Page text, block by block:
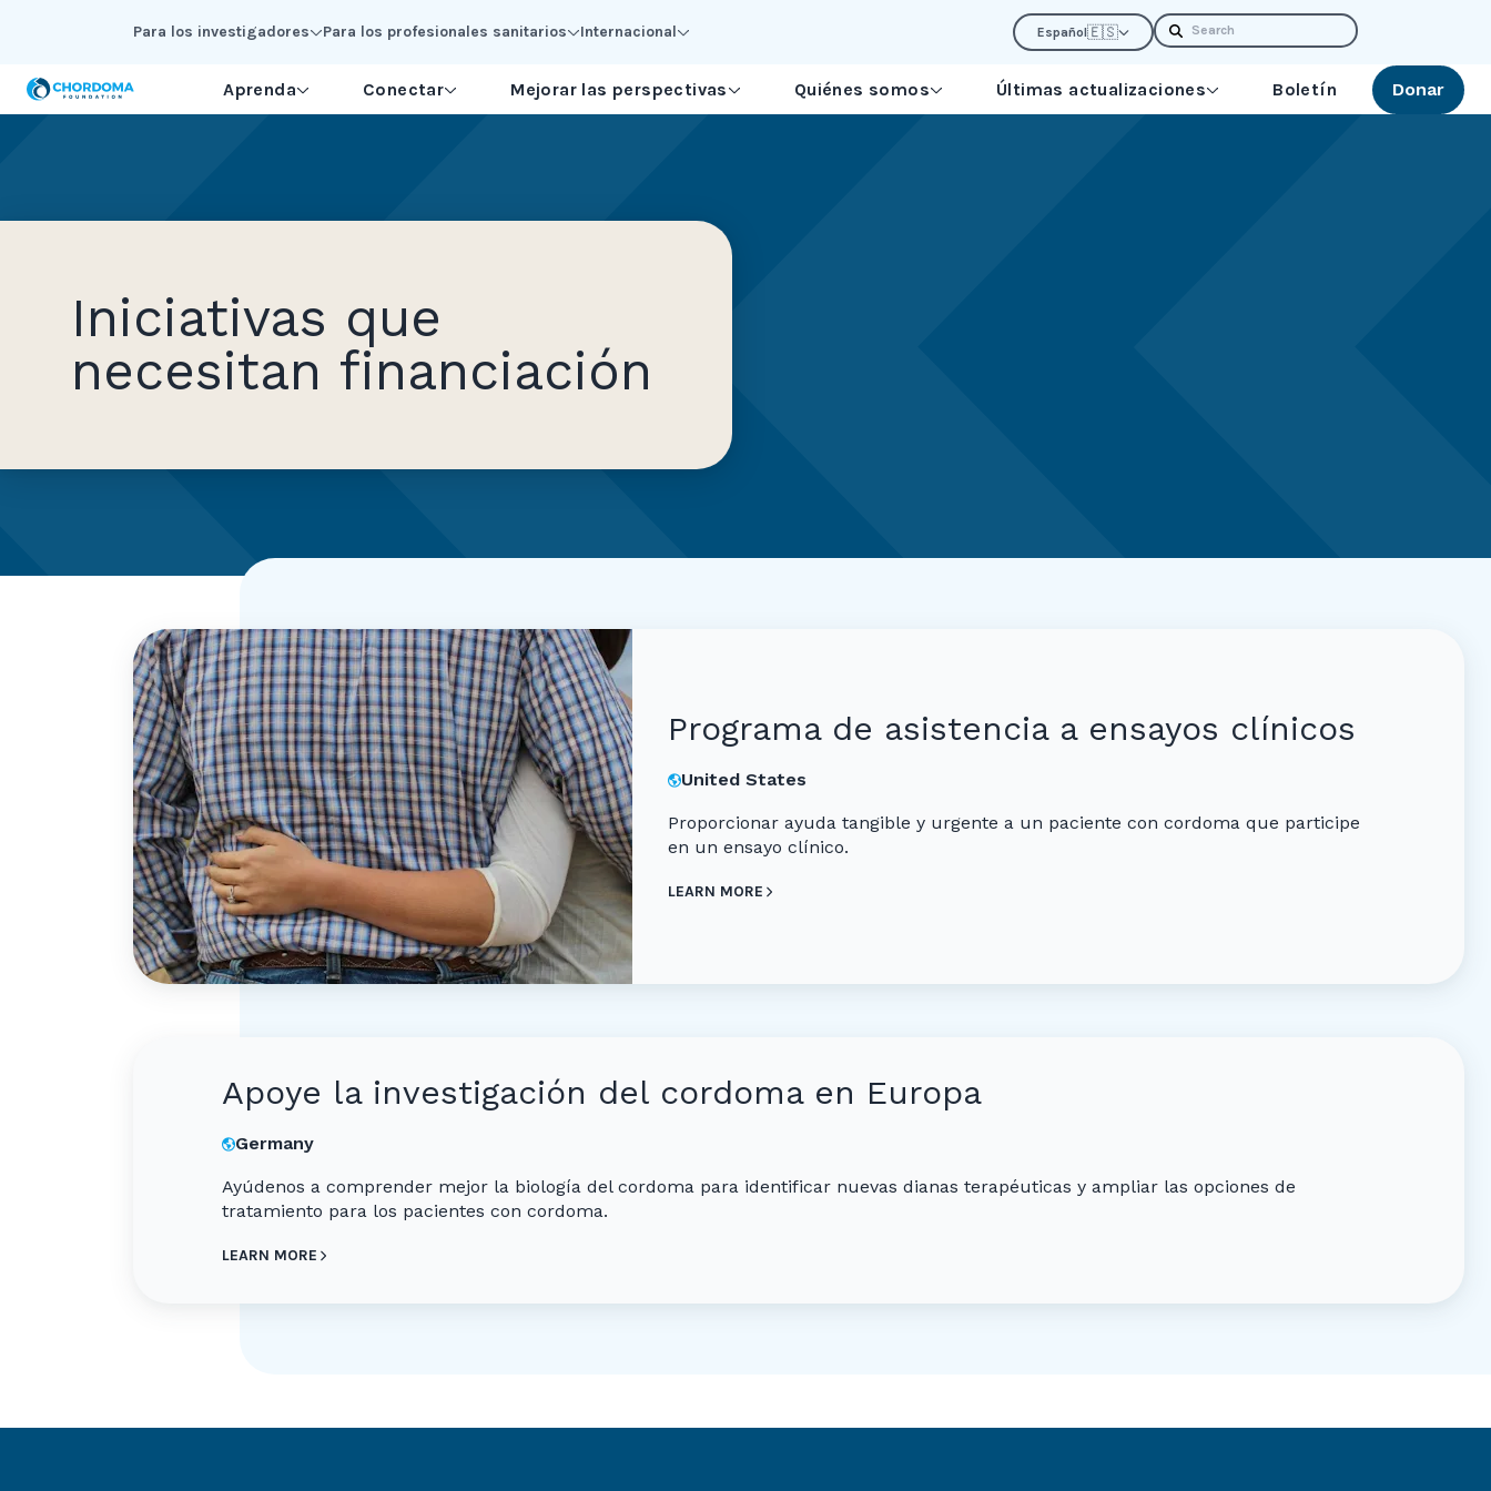
Para los investigadores Para los profesionales sanitarios Internacional Español🇪🇸 Search
Aprenda Conectar Mejorar las perspectivas Quiénes somos Últimas actualizaciones Boletín Donar
Iniciativas que
necesitan financiación
Programa de asistencia a ensayos clínicos
United States
Proporcionar ayuda tangible y urgente a un paciente con cordoma que participe
en un ensayo clínico.
LEARN MORE
Apoye la investigación del cordoma en Europa
Germany
Ayúdenos a comprender mejor la biología del cordoma para identificar nuevas dianas terapéuticas y ampliar las opciones de
tratamiento para los pacientes con cordoma.
LEARN MORE